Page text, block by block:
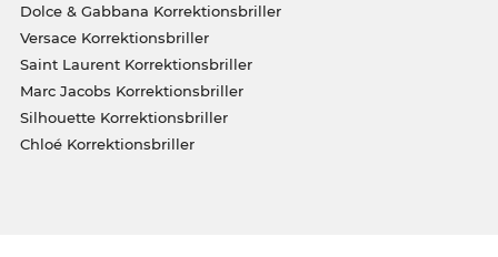
Dolce & Gabbana Korrektionsbriller
Versace Korrektionsbriller
Saint Laurent Korrektionsbriller
Marc Jacobs Korrektionsbriller
Silhouette Korrektionsbriller
Chloé Korrektionsbriller